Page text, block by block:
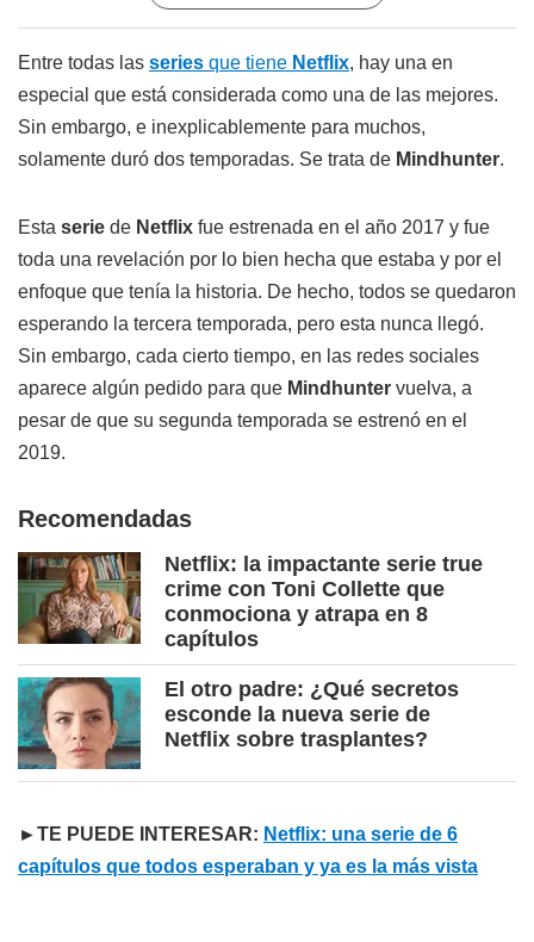
Entre todas las series que tiene Netflix, hay una en
especial que está considerada como una de las mejores.
Sin embargo, e inexplicablemente para muchos,
solamente duró dos temporadas. Se trata de Mindhunter.
Esta serie de Netflix fue estrenada en el año 2017 y fue
toda una revelación por lo bien hecha que estaba y por el
enfoque que tenía la historia. De hecho, todos se quedaron
esperando la tercera temporada, pero esta nunca llegó.
Sin embargo, cada cierto tiempo, en las redes sociales
aparece algún pedido para que Mindhunter vuelva, a
pesar de que su segunda temporada se estrenó en el
2019.
Recomendadas
Netflix: la impactante serie true
crime con Toni Collette que
conmociona y atrapa en 8
capítulos
El otro padre: ¿Qué secretos
esconde la nueva serie de
Netflix sobre trasplantes?
►TE PUEDE INTERESAR: Netflix: una serie de 6
capítulos que todos esperaban y ya es la más vista